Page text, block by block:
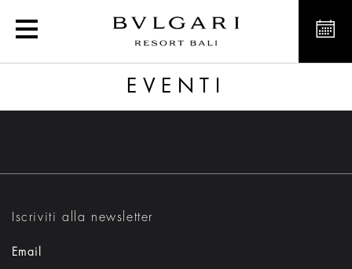
Eventi
EVENTI
Iscriviti alla newsletter
Email